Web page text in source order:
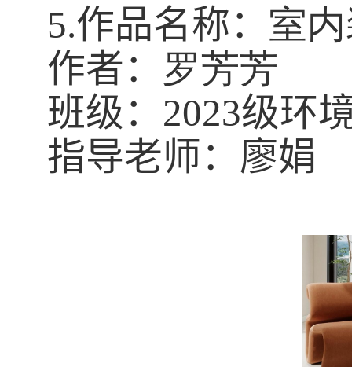
5.作品名称： 室
作者： 罗芳芳
班级： 2023级环
指导老师：廖娟